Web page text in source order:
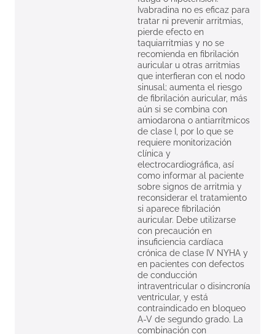
Ivabradina no es eficaz para
tratar ni prevenir arritmias,
pierde efecto en
taquiarritmias y no se
recomienda en fibrilación
auricular u otras arritmias
que interfieran con el nodo
sinusal; aumenta el riesgo
de fibrilación auricular, más
aún si se combina con
amiodarona o antiarrítmicos
de clase I, por lo que se
requiere monitorización
clínica y
electrocardiográfica, así
como informar al paciente
sobre signos de arritmia y
reconsiderar el tratamiento
si aparece fibrilación
auricular. Debe utilizarse
con precaución en
insuficiencia cardíaca
crónica de clase IV NYHA y
en pacientes con defectos
de conducción
intraventricular o disincronía
ventricular, y está
contraindicado en bloqueo
A-V de segundo grado. La
combinación con